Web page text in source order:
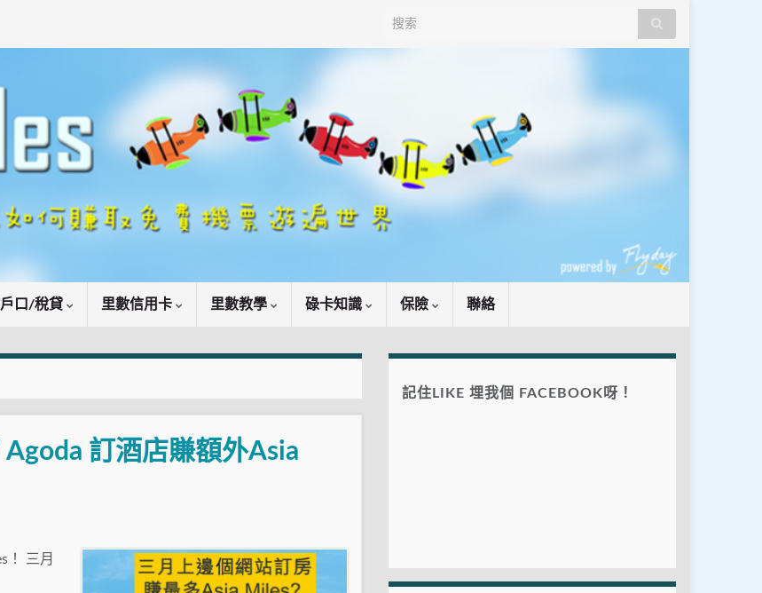
Search for:
口/稅貸 里數信用卡 里數教學 碌卡知識 保險 聯絡
訂酒店賺額外Asia
！ 三月
記住LIKE 埋我個 FACEBOOK呀！